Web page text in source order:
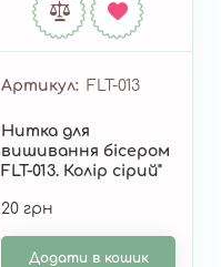
Артикул FLT-013
Нитка для
вишивання бісером
FLT-013. Колір сірий"
20 грн
Додати в кошик